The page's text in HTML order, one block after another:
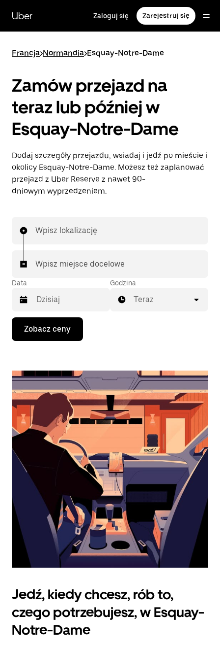
głównej
zawartości
Uber Zaloguj się Zarejestruj się
Francja>Normandia>Esquay-Notre-Dame
Zamów przejazd na
teraz lub później w
Esquay-Notre-Dame
Dodaj szczegóły przejazdu, wsiadaj i jedź po mieście i
okolicy Esquay-Notre-Dame. Możesz też zaplanować
przejazd z Uber Reserve z nawet 90-
dniowym wyprzedzeniem.
Wpisz lokalizację
Wpisz miejsce docelowe
Data
Naciśnij
klawisz
strzałki
do
i wybrać
datę.
Naciśnij
klawisz
„Escape”,
aby
zamknąć
kalendarz.
Godzina
Teraz
Zobacz ceny
Jedź, kiedy chcesz, rób to,
czego potrzebujesz, w Esquay-
Notre-Dame